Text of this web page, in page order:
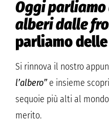
Oggi
alberi dalle
parliamo
Si rinnova il nostro
l’albero”e insieme
sequoie più alti al
merito.